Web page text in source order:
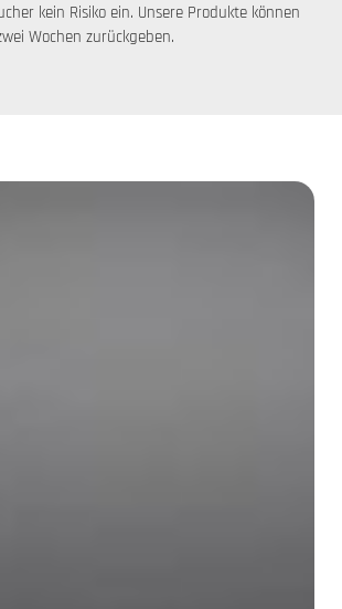
kein Risiko ein. Unsere Produkte können
Wochen zurückgeben.